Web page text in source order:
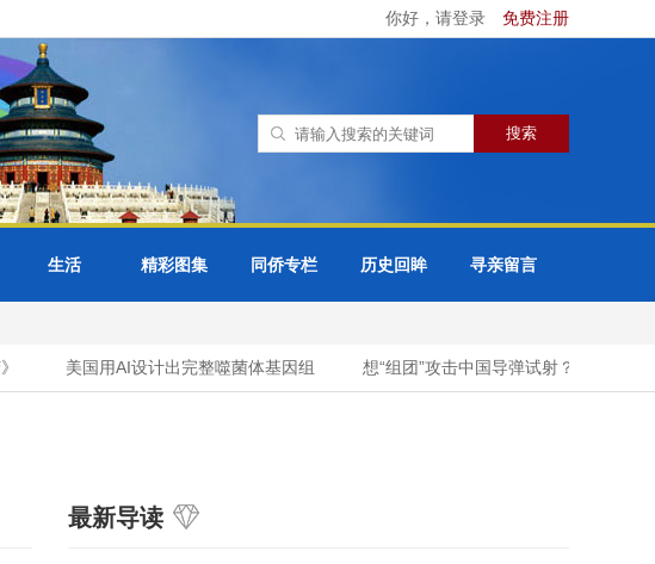
你好，请登录 免费注册
生活 精彩图集 同侨专栏 历史回眸 寻亲留言
美国用AI设计出完整噬菌体基因组 想“组团”攻击中国导弹试射？新西兰外长
最新导读